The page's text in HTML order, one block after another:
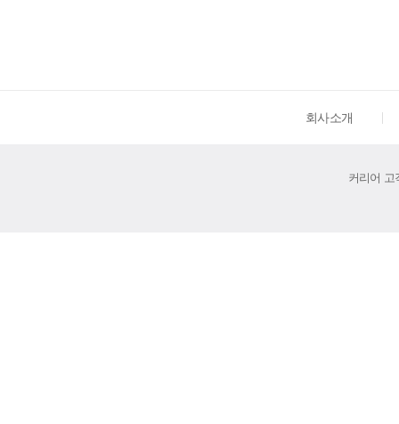
회사소개
커리어 고